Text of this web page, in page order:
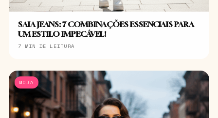
SAIA JEANS: 7 COMBINAÇÕES ESSENCIAIS PARA
UM ESTILO IMPECÁVEL!
7 MIN DE LEITURA
MODA